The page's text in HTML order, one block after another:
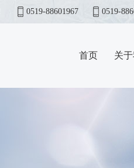
0519-88601967 0519-
首页 关